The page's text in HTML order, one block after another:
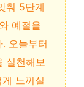
춰 5단계
예절을
오늘부터
실천해보
느끼실